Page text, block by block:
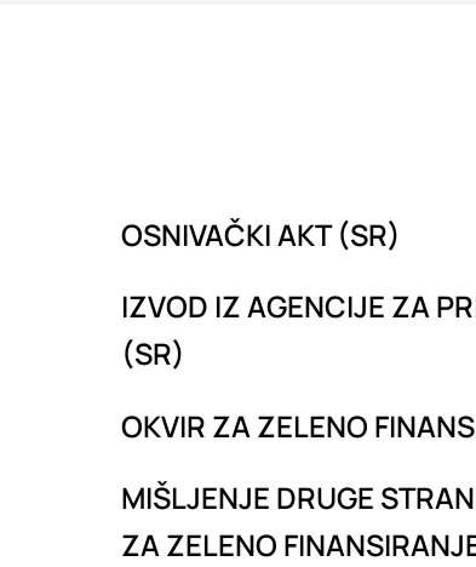
OSNIVAČKI AKT (SR)
IZVOD IZ AGENCIJE ZA
(SR)
OKVIR ZA ZELENO
MIŠLJENJE DRUGE
ZA ZELENO